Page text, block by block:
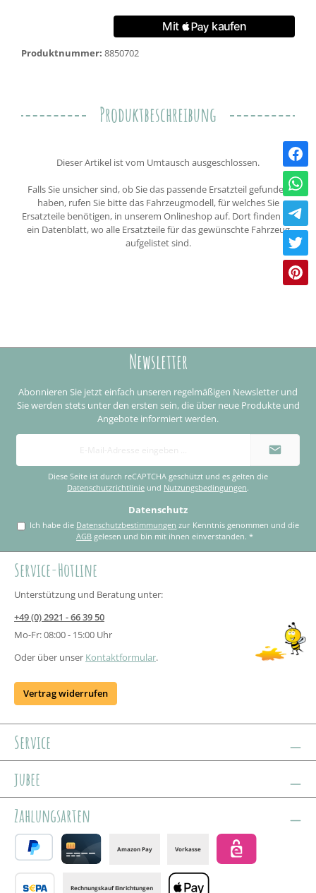
Produktnummer: 8850702
Produktbeschreibung
Dieser Artikel ist vom Umtausch ausgeschlossen.
Falls Sie unsicher sind, ob Sie das passende Ersatzteil gefunden
haben, rufen Sie bitte das Fahrzeugmodell, für welches Sie
Ersatzteile benötigen, in unserem Onlineshop auf. Dort finden Sie
ein Datenblatt, wo alle Ersatzteile für das gewünschte Fahrzeug
aufgelistet sind.
Newsletter
Abonnieren Sie jetzt einfach unseren regelmäßigen Newsletter und
Sie werden stets unter den ersten sein, die über neue Produkte und
Angebote informiert werden.
E-
Adresse
Diese Seite ist durch reCAPTCHA geschützt und es gelten die
Datenschutzrichtlinie und Nutzungsbedingungen.
Datenschutz
Ich habe die Datenschutzbestimmungen
AGB gelesen und bin mit ihnen einverstanden.*
Service-Hotline
Unterstützung und Beratung unter:
+49 (0) 2921 - 66 39 50
Mo-Fr: 08:00 - 15:00 Uhr
Oder über unser Kontaktformular.
Vertrag widerrufen
Service
jubee
Zahlungsarten
Amazon Pay Vorkasse
Rechnungskauf Einrichtungen